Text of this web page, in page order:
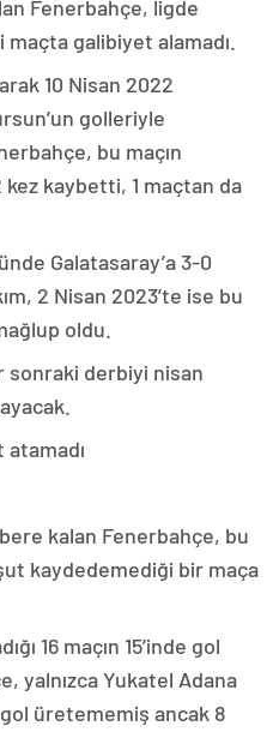
Fenerbahçe, ligde
maçta galibiyet alamadı.
10 Nisan 2022
golleriyle
bu maçın
kez kaybetti, 1 maçtan da
Galatasaray’a 3-0
2 Nisan 2023’te ise bu
oldu.
sonraki derbiyi nisan
kalan Fenerbahçe, bu
kaydedemediği bir maça
16 maçın 15’inde gol
yalnızca Yukatel Adana
üretememiş ancak 8